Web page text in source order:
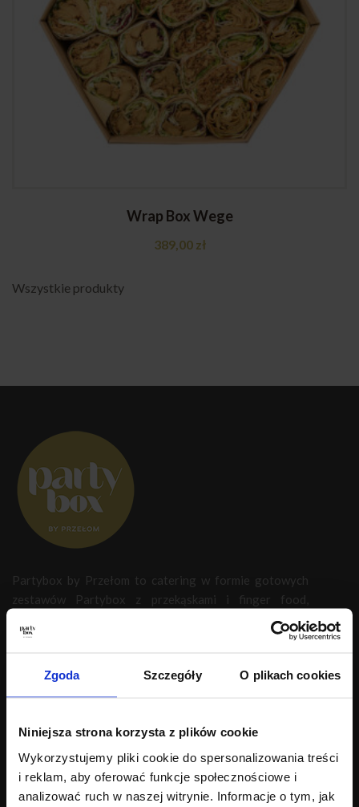
Zgoda Szczegóły O plikach cookies
Niniejsza strona korzysta z plików cookie
Wykorzystujemy pliki cookie do spersonalizowania treści
i reklam, aby oferować funkcje społecznościowe i
analizować ruch w naszej witrynie. Informacje o tym, jak
Wrap Box Wege
389,00 zł
Wszystkie produkty
Partybox by Przełom to catering w formie gotowych
zestawów Partybox z przekąskami i finger food,
idealnych na spotkania firmowe, eventy oraz imprezy.
Dostarczamy Partyboxy do ponad 4000 miejscowości
Wrocław• Gdańsk•Łódź •Katowice •
Lublin
OFERTA